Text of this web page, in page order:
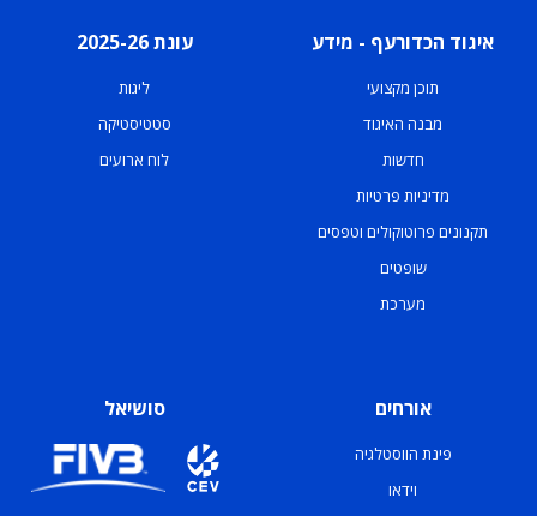
איגוד הכדורעף - מידע
תוכן מקצועי
מבנה האיגוד
חדשות
מדיניות פרטיות
תקנונים פרוטוקולים וטפסים
שופטים
מערכת
עונת 2025-26
ליגות
סטטיסטיקה
לוח ארועים
אורחים
פינת הווסטלגיה
וידאו
סושיאל